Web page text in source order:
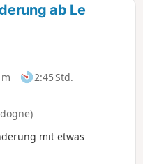
ab Le
2:45 Std.
mit etwas